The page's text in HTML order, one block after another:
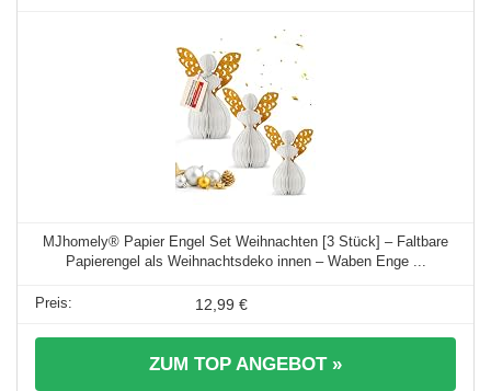
MJhomely® Papier Engel Set Weihnachten [3 Stück] – Faltbare
Papierengel als Weihnachtsdeko innen – Waben Enge ...
12,99 €
ZUM TOP ANGEBOT »